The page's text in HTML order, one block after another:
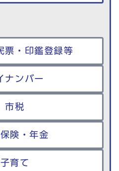
票・印鑑登録等
ナンバー
市税
険・年金
子育て